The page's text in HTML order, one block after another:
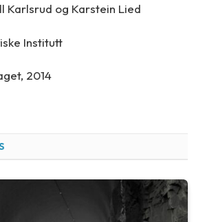
Karlsrud og Karstein Lied
Institutt
2014